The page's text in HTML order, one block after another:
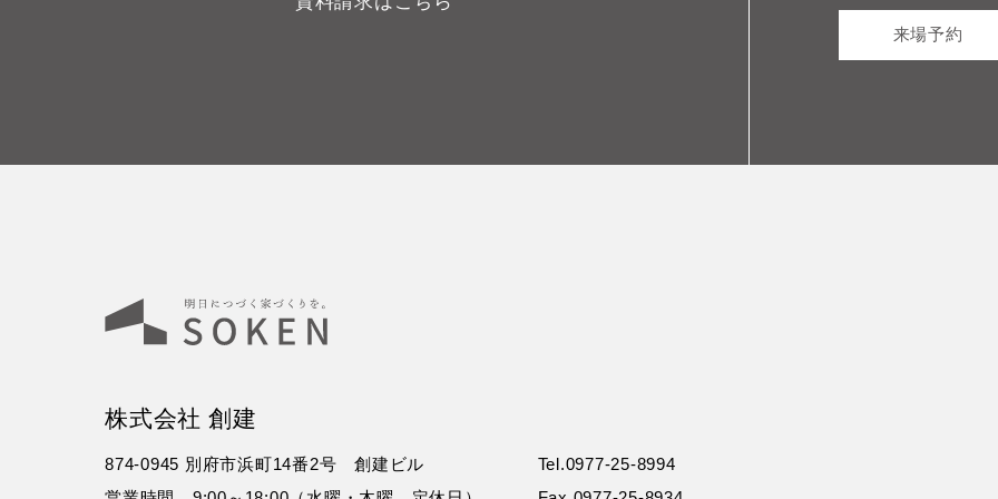
来場予約
株式会社 創建
874-0945 別府市浜町14番2号 創建ビル
Tel.0977-25-8994